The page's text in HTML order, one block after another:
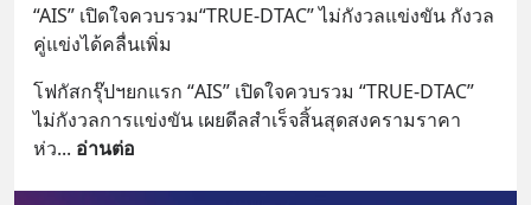
“AIS” เปิดใจควบรวม“TRUE-DTAC” ไม่กังวลแข่งขัน กังวล
คู่แข่งได้คลื่นเพิ่ม
โฟกัสกรุ๊ปฯยกแรก “AIS” เปิดใจควบรวม “TRUE-DTAC”
ไม่กังวลการแข่งขัน เผยดีลสำเร็จสิ้นสุดสงครามราคา
ห่ว... อ่านต่อ